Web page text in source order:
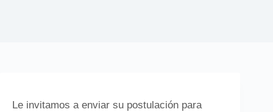
Le invitamos a enviar su postulación para